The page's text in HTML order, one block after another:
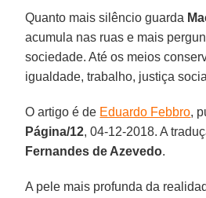
Quanto mais silêncio guarda
acumula nas ruas e mais
sociedade. Até os meios
igualdade, trabalho, justiça
O artigo é de Eduardo Febbro,
Página/12, 04-12-2018. A
Fernandes de Azevedo.
A pele mais profunda da